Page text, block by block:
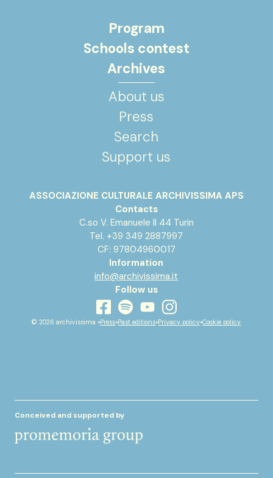
Program
Schools contest
Archives
About us
Press
Search
Support us
ASSOCIAZIONE CULTURALE ARCHIVISSIMA APS
Contacts
C.so V. Emanuele II 44 Turin
Tel. +39 349 2887997
CF: 97804960017
Information
info@archivissima.it
Follow us
facebook
spotifyyoutubeinstagram
© 2026 archivissima •Press•Past editions•Privacy policy•Cookie policy
Conceived and supported by